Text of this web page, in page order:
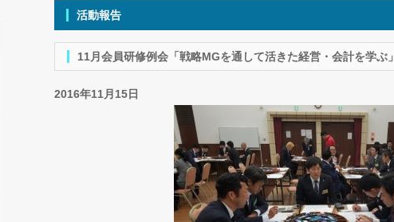
活動報告
11月会員研修例会「戦略MGを通して活きた経営・会計を学ぶ」
2016年11月15日